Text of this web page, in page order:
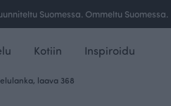
toimitus yli 100 € tilauksille Suomessa.
Kotiin Inspiroidu
laava 368